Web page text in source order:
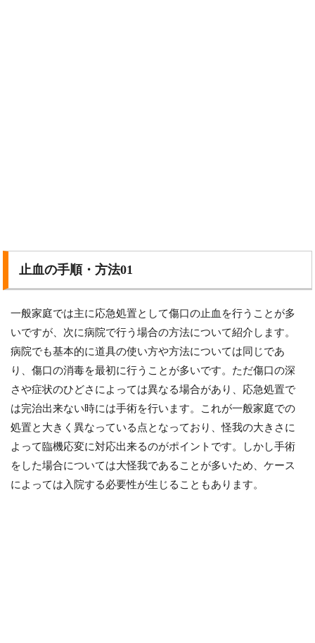
止血の手順・方法01
一般家庭では主に応急処置として傷口の止血を行うことが多
いですが、次に病院で行う場合の方法について紹介します。
病院でも基本的に道具の使い方や方法については同じであ
り、傷口の消毒を最初に行うことが多いです。ただ傷口の深
さや症状のひどさによっては異なる場合があり、応急処置で
は完治出来ない時には手術を行います。これが一般家庭での
処置と大きく異なっている点となっており、怪我の大きさに
よって臨機応変に対応出来るのがポイントです。しかし手術
をした場合については大怪我であることが多いため、ケース
によっては入院する必要性が生じることもあります。